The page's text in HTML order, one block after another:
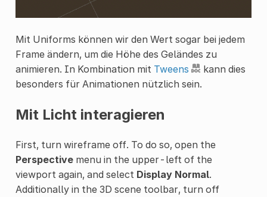
Mit Uniforms können wir den Wert sogar bei jedem
Frame ändern, um die Höhe des Geländes zu
animieren. In Kombination mit Tweens
kann dies
besonders für Animationen nützlich sein.
Mit Licht interagieren
First, turn wireframe off. To do so, open the
Perspectivemenu in the upper-left of the
viewport again, and select Display Normal.
Additionally in the 3D scene toolbar, turn off